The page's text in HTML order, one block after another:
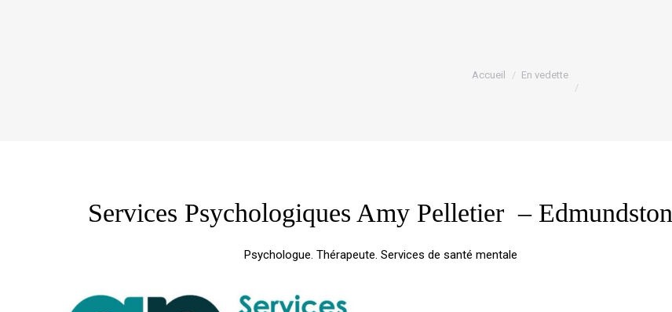
Vous êtes ici :
Accueil En vedette
Services Psychologiques Amy Pelletier – Edmundston
Psychologue. Thérapeute. Services de santé mentale